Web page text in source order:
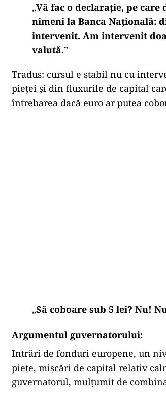
„Vă fac o declarație, pe care
nimeni la Banca Națională:
intervenit. Am intervenit
valută.”
Tradus: cursul e stabil nu cu
pieței și din fluxurile de capital
întrebarea dacă euro ar putea
„Să coboare sub 5 lei? Nu!
Argumentul guvernatorului:
Intrări de fonduri europene, un
piețe, mișcări de capital relativ
guvernatorul, mulțumit de